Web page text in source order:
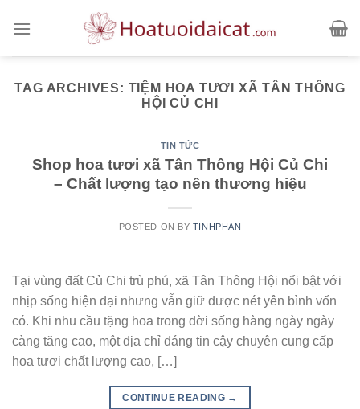
TAG ARCHIVES: TIỆM HOA TƯƠI XÃ TÂN THÔNG
HỘI CỦ CHI
TIN TỨC
Shop hoa tươi xã Tân Thông Hội Củ Chi
– Chất lượng tạo nên thương hiệu
POSTED ON BY TINHPHAN
Tại vùng đất Củ Chi trù phú, xã Tân Thông Hội nổi bật với
nhịp sống hiện đại nhưng vẫn giữ được nét yên bình vốn
có. Khi nhu cầu tặng hoa trong đời sống hàng ngày ngày
càng tăng cao, một địa chỉ đáng tin cậy chuyên cung cấp
hoa tươi chất lượng cao, […]
CONTINUE READING →